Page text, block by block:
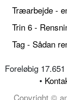
Træarbejde -
Trin 6 -
Tag - Sådan
Foreløbig
•
Copyright ©